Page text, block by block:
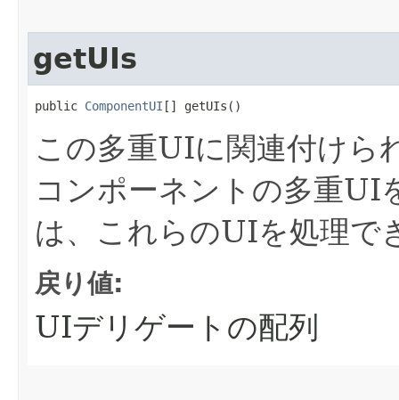
getUIs
public ComponentUI [] getUIs()
この多重UIに関連付けら
コンポーネントの多重UI
は、これらのUIを処理で
戻り値:
UIデリゲートの配列